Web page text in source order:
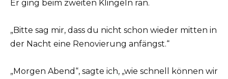
Er ging beim zweiten Klingeln ran.
„Bitte sag mir, dass du nicht schon wieder mitten in
der Nacht eine Renovierung anfängst.“
„Morgen Abend“, sagte ich, „wie schnell können wir